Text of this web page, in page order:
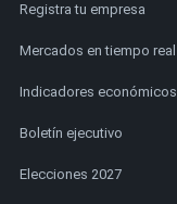
Registra tu empresa
Mercados en tiempo real
Indicadores económicos
Boletín ejecutivo
Elecciones 2027